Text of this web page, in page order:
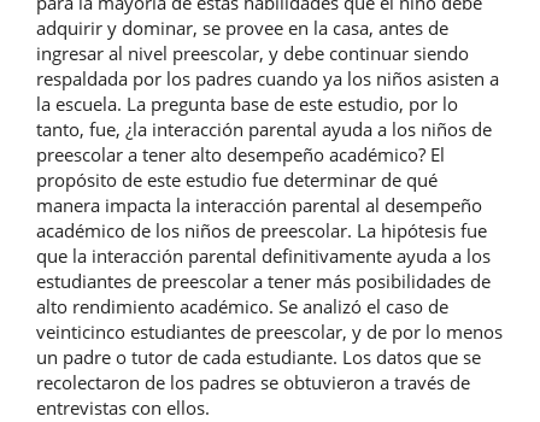
adquirir y dominar, se provee en la casa, antes de
ingresar al nivel preescolar, y debe continuar siendo
respaldada por los padres cuando ya los niños asisten a
la escuela. La pregunta base de este estudio, por lo
tanto, fue, ¿la interacción parental ayuda a los niños de
preescolar a tener alto desempeño académico? El
propósito de este estudio fue determinar de qué
manera impacta la interacción parental al desempeño
académico de los niños de preescolar. La hipótesis fue
que la interacción parental definitivamente ayuda a los
estudiantes de preescolar a tener más posibilidades de
alto rendimiento académico. Se analizó el caso de
veinticinco estudiantes de preescolar, y de por lo menos
un padre o tutor de cada estudiante. Los datos que se
recolectaron de los padres se obtuvieron a través de
entrevistas con ellos.